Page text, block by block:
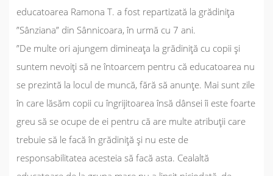
educatoarea Ramona T. a fost repartizată la grădinița
”Sânziana” din Sânnicoara, în urmă cu 7 ani.
”De multe ori ajungem dimineața la grădiniță cu copii și
suntem nevoiți să ne întoarcem pentru că educatoarea nu
se prezintă la locul de muncă, fără să anunțe. Mai sunt zile
în care lăsăm copii cu îngrijitoarea însă dânsei îi este foarte
greu să se ocupe de ei pentru că are multe atribuții care
trebuie să le facă în grădiniță și nu este de
responsabilitatea acesteia să facă asta. Cealaltă